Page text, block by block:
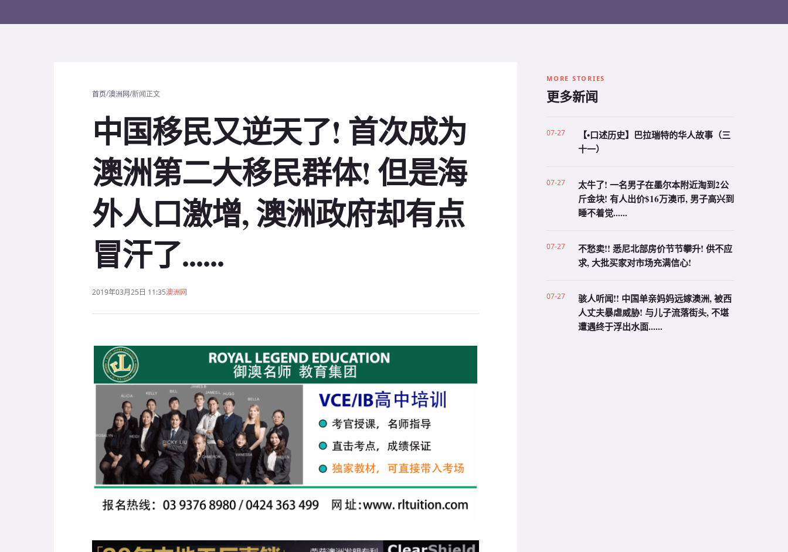
首页/澳洲网/新闻正文
中国移民又逆天了! 首次成为
澳洲第二大移民群体! 但是海
外人口激增, 澳洲政府却有点
冒汗了......
2019年03月25日 11:35澳洲网
MORE STORIES
更多新闻
07-27
【•口述历史】巴拉瑞特的华人故事（三
十一）
07-27
太牛了! 一名男子在墨尔本附近淘到2公
斤金块! 有人出价$16万澳币, 男子高兴到
睡不着觉......
07-27
不愁卖!! 悉尼北部房价节节攀升! 供不应
求, 大批买家对市场充满信心!
07-27
骇人听闻!! 中国单亲妈妈远嫁澳洲, 被西
人丈夫暴虐威胁! 与儿子流落街头, 不堪
遭遇终于浮出水面......